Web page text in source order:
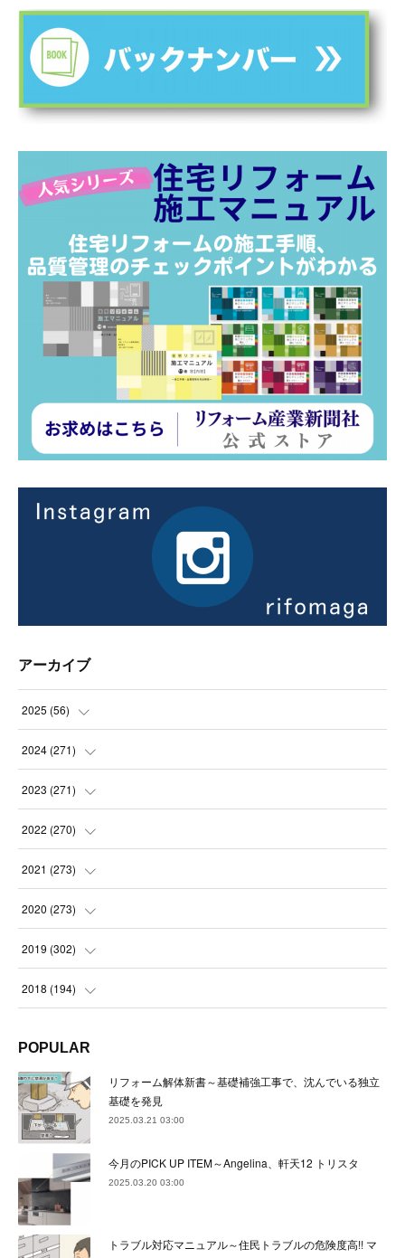
アーカイブ
2025 (56)
(14
(21
(21
2024 (271)
(21
(22
(23
(22
(24)
22)
(22)
(22)
(25
2023 (271)
(22
(23
(23
(21
(23 )
(24
(21
(24)
(21
( 23)
2022 (270)
(23
(23
(22
(23
(22 )
(23)
(23
(22)
(24
( 21)
2021 (273)
(24
(23
(22
(23)
(23
(22)
(23
( 24)
2020 (273)
(24
(22
(22)
(24
(24)
(23
( 21)
2019 (302)
(23
(22)
(21)
(27)
(22
33)
2018 (194)
(17)
(32)
(36)
(30
POPULAR
リフォーム解体新書～基礎補強工事で、沈んでいる独立
基礎を発見
2025.03.21 03:00
今月のPICK UP ITEM～Angelina、軒天12 トリスタ
2025.03.20 03:00
トラブル対応マニュアル～住民トラブルの危険度高!! マ